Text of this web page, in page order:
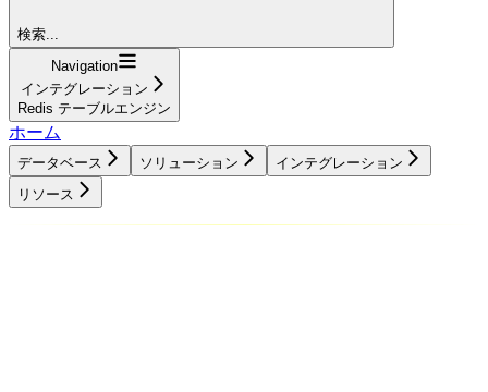
検索...
Navigation
インテグレーション
Redis テーブルエンジン
ホーム
データベース ソリューション
インテグレーション
リソース